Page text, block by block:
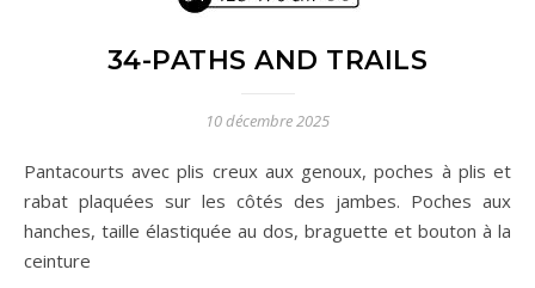
34-PATHS AND TRAILS
10 décembre 2025
Pantacourts avec plis creux aux genoux, poches à plis et
rabat plaquées sur les côtés des jambes. Poches aux
hanches, taille élastiquée au dos, braguette et bouton à la
ceinture